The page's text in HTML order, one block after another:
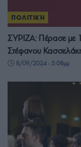
ΠΟΛΙΤΙΚΗ
ΣΥΡΙΖΑ: Πέρασε με
Στέφανου
8/09/2024 - 5:08μμ